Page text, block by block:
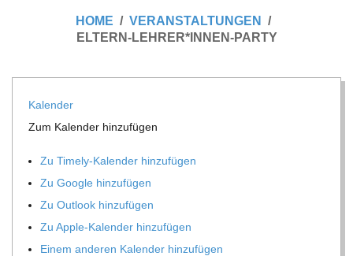
N
O
R
E
HOME
VERANSTALTUNGEN
ELTERN-LEHRER*INNEN-PARTY
Kalen­der
Zum Kalen­der hinzufügen
Zu Timely-Kalen­der hinzufügen
Zu Google hinzufügen
Zu Out­look hinzufügen
Zu Apple-Kalen­der hinzufügen
Einem ande­ren Kalen­der hinzufügen